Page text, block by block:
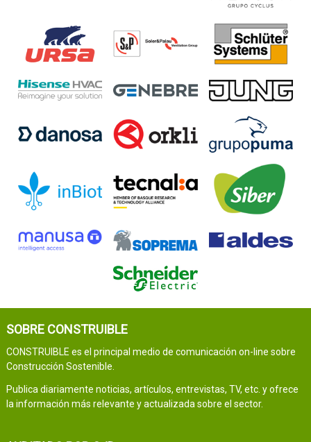
SOBRE CONSTRUIBLE
CONSTRUIBLE es el principal medio de comunicación on-line sobre
Construcción Sostenible.
Publica diariamente noticias, artículos, entrevistas, TV, etc. y ofrece
la información más relevante y actualizada sobre el sector.